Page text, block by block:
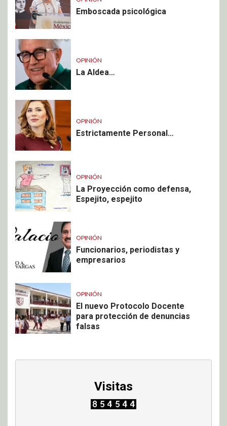
Emboscada psicológica
OPINIÓN
La Aldea…
OPINIÓN
Estrictamente Personal…
OPINIÓN
La Proyección como defensa,
Espejito, espejito
OPINIÓN
Funcionarios, periodistas y
empresarios
OPINIÓN
El nuevo Protocolo Docente
para protección de denuncias
falsas
Visitas